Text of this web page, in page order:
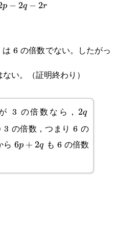
p − 2q − 2r
は 6 の倍数でない。したがっ
い。（証明終わり）
3 の倍数なら， 2q
2q
3 の倍数，つまり 6 の
ら6p+2q
6p + 2qも 6 の倍数